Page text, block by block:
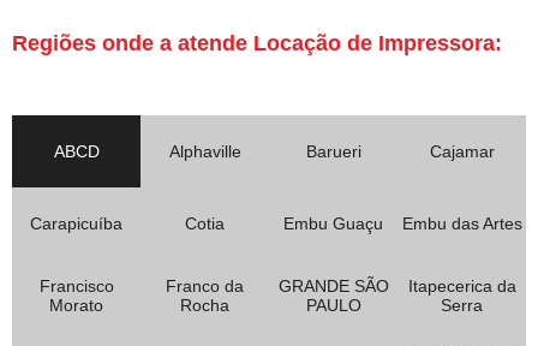
Regiões onde a atende Locação de Impressora:
ABCD Alphaville Barueri Cajamar
Carapicuíba Cotia Embu Guaçu Embu das Artes
Francisco
Morato
Franco da
Rocha
GRANDE SÃO
PAULO
Itapecerica da
Serra